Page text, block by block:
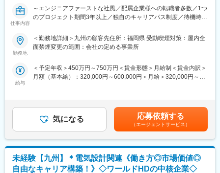
変更の範囲：会社の定める業務
木材と樹脂で航空機部品を製造する使命をもって誕生しました。
「錆びない、薬液に侵されない、軽い」といった特徴を持った
『樹脂バルブ』は、例えば発展途上国での海水を淡水に変える設
パイオニアである当社は、金属バルブが主流の業界スタンダード
を覆すクオリティで、他の海外メーカーを圧倒しシェアを伸ばし
の売上と利益を更新、今後も積極的な成長投資により半導体・海
外事業を伸ばしていきます。
■働きやすさ
昔ながらのメーカーの雰囲気はなく、ラフでアットホームな雰囲
気です。離職率が低く平均年齢43歳、勤続年数が平均勤続20年以
ます。UIターンの方には引っ越しの補助もあり、借上げ社宅制度
や持家取得支援制度など福利厚生も充実しております。
変更の範囲：会社の定める業務
仕事内容
～エンジニアファーストな社風／配属企業様への転職者多数／1つ
のプロジェクト期間3年以上／独自のキャリアパス制度／待機時保
＼オススメポイント！／
導入。研修トレーナーの方とご本人で相談しながら今後のキャリ
アを踏まえ設定していきます！
★キャリアパス★
トップエンジニアリングから大手メーカーへの転籍実績多数！！
転籍を後押ししてくれる社風です！
★大手企業との取引実績多数★
大手自動車・航空機・人工衛星・半導体・産業機械など、広範な
分野での機械設計に携わるエンジニアの派遣事業を展開しており
ます。
勤務地
＜勤務地詳細＞九州の顧客先住所：福岡県 受動喫煙対策：屋内全
面禁煙変更の範囲：会社の定める事業所
給与
＜予定年収＞450万円～750万円＜賃金形態＞月給制＜賃金内訳＞
月額（基本給）：320,000円～600,000円＜月給＞320,000円～
でも目安の金額であり、選考を通じて上下する可能性がありま
す。月給(月額)は固定手当を含めた表記です。
気になる 応募依頼する
（エージェントサービス）
未経験【九州】＊電気設計関連《働き方◎市場価値◎
自由なキャリア構築！》◇ワールドHDの中核企業◇